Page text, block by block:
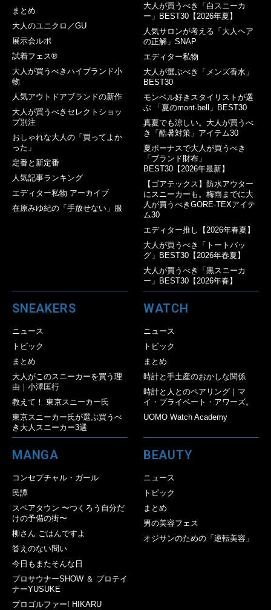
まとめ
大人のユニクロ／GU
展示会ルポ
試着フェス®︎
大人が買うべきハイブランド小
物
人気アウトドアブランドの新作
大人が買うべきセレクトショッ
プ別注
おしゃれな大人の「買ってよか
った」
定番と新定番
人気記事ランキング
エディター私物 アーカイブ
在原みゆ紀の「手放せない」服
大人が買うべき「白スニーカ
ー」BEST30【2026年夏】
人気サロンが考える「大人ヘア
の正解」SNAP
エディター私物
大人が選ぶべき「メンズ香水」
BEST30
モンベル好きスタイリストが選
ぶ 「夏のmont-bell」BEST30
真夏でも涼しい。大人が買うべ
き「酷暑対策」アイテム30
夏ボーナスで大人が買うべき
「ブランド財布」
BEST30【2026年最新】
【ゴアテックス】防水アウター
にスニーカーも。梅雨までに大
人が買うべきGORE-TEXアイテ
ム30
エディター推し【2026年春夏】
大人が買うべき「トートバッ
グ」BEST30【2026年春夏】
大人が買うべき「黒スニーカ
ー」BEST30【2026年春】
SNEAKERS
ニュース
トピック
まとめ
大人がこのスニーカーを買う理
由｜小澤匡行
教えて！ 東京スニーカー氏
東京スニーカー氏が選ぶ買うべ
き大人スニーカー3選
WATCH
ニュース
トピック
まとめ
時計と手土産のおかしな関係
時計と人とのペアリング｜マ
イ・プライベート・アワーズ。
UOMO Watch Academy
MANGA
コンセプチャル・ガール
民譚
スペアタウン 〜つくろう自分だ
けの予備の街〜
柳さん ごはんですよ
答えのない問い
今日もまたそんな日
プロサウナーSHOW ＆ プロテイ
ナーYUSUKE
プロゴルファー! HIKARU
BEAUTY
ニュース
トピック
まとめ
男の美容フェス
オジサンのための「逆転美容」